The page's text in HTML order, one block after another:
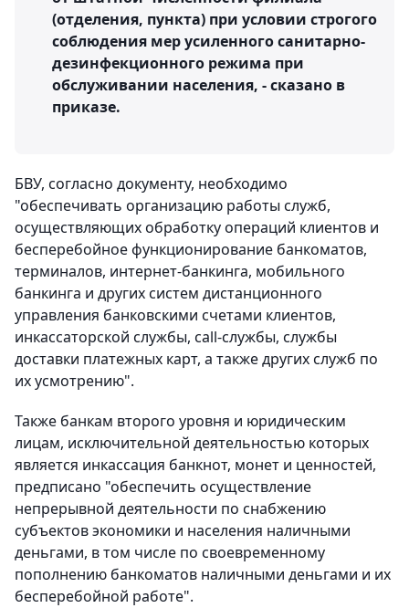
(отделения, пункта) при условии строгого
соблюдения мер усиленного санитарно-
дезинфекционного режима при
обслуживании населения, - сказано в
приказе.
БВУ, согласно документу, необходимо
"обеспечивать организацию работы служб,
осуществляющих обработку операций клиентов и
бесперебойное функционирование банкоматов,
терминалов, интернет-банкинга, мобильного
банкинга и других систем дистанционного
управления банковскими счетами клиентов,
инкассаторской службы, call-службы, службы
доставки платежных карт, а также других служб по
их усмотрению".
Также банкам второго уровня и юридическим
лицам, исключительной деятельностью которых
является инкассация банкнот, монет и ценностей,
предписано "обеспечить осуществление
непрерывной деятельности по снабжению
субъектов экономики и населения наличными
деньгами, в том числе по своевременному
пополнению банкоматов наличными деньгами и их
бесперебойной работе".